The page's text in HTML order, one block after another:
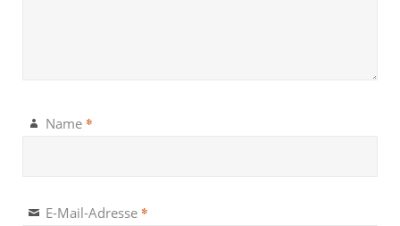
Name *
E-Mail-Adresse *